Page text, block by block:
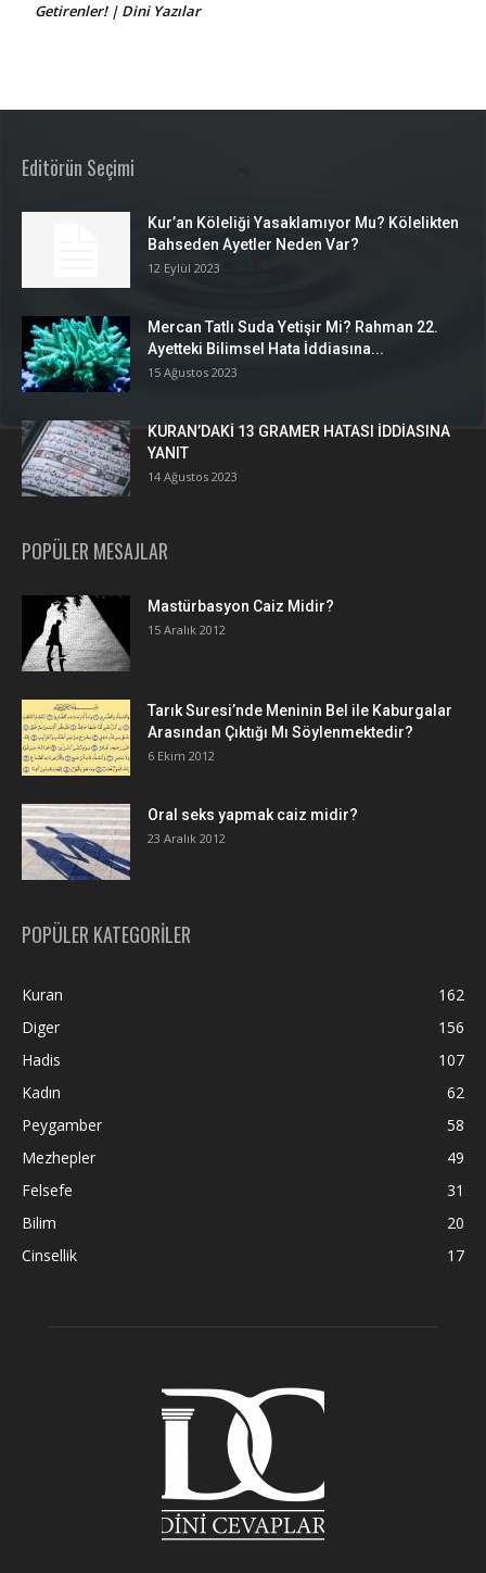
Getirenler! | Dini Yazılar
Editörün Seçimi
Kur’an Köleliği Yasaklamıyor Mu? Kölelikten
Bahseden Ayetler Neden Var?
12 Eylül 2023
Mercan Tatlı Suda Yetişir Mi? Rahman 22.
Ayetteki Bilimsel Hata İddiasına...
15 Ağustos 2023
KURAN’DAKİ 13 GRAMER HATASI İDDİASINA
YANIT
14 Ağustos 2023
POPÜLER MESAJLAR
Mastürbasyon Caiz Midir?
15 Aralık 2012
Tarık Suresi’nde Meninin Bel ile Kaburgalar
Arasından Çıktığı Mı Söylenmektedir?
6 Ekim 2012
Oral seks yapmak caiz midir?
23 Aralık 2012
POPÜLER KATEGORİLER
Kuran
162
Diger
156
Hadis
107
Kadın
62
Peygamber
58
Mezhepler
49
Felsefe
31
Bilim
20
Cinsellik
17